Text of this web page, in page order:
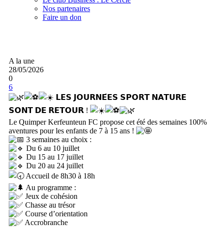
Nos partenaires
Faire un don
A la une
28/05/2026
0
6
𝗟𝗘𝗦 𝗝𝗢𝗨𝗥𝗡𝗘́𝗘𝗦 𝗦𝗣𝗢𝗥𝗧 𝗡𝗔𝗧𝗨𝗥𝗘
𝗦𝗢𝗡𝗧 𝗗𝗘 𝗥𝗘𝗧𝗢𝗨𝗥 !
Le Quimper Kerfeunteun FC propose cet été des semaines 100%
aventures pour les enfants de 7 à 15 ans !
3 semaines au choix :
Du 6 au 10 juillet
Du 15 au 17 juillet
Du 20 au 24 juillet
Accueil de 8h30 à 18h
Au programme :
Jeux de cohésion
Chasse au trésor
Course d’orientation
Accrobranche